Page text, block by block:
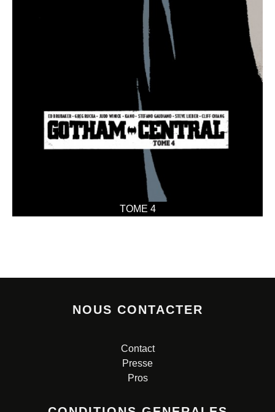
TOME 4
NOUS CONTACTER
Contact
Presse
Pros